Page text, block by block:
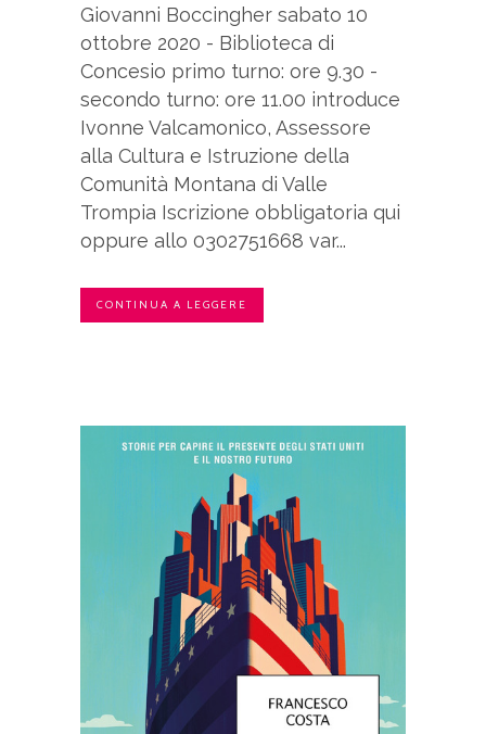
Giovanni Boccingher sabato 10
ottobre 2020 - Biblioteca di
Concesio primo turno: ore 9.30 -
secondo turno: ore 11.00 introduce
Ivonne Valcamonico, Assessore
alla Cultura e Istruzione della
Comunità Montana di Valle
Trompia Iscrizione obbligatoria qui
oppure allo 0302751668 var...
CONTINUA A LEGGERE